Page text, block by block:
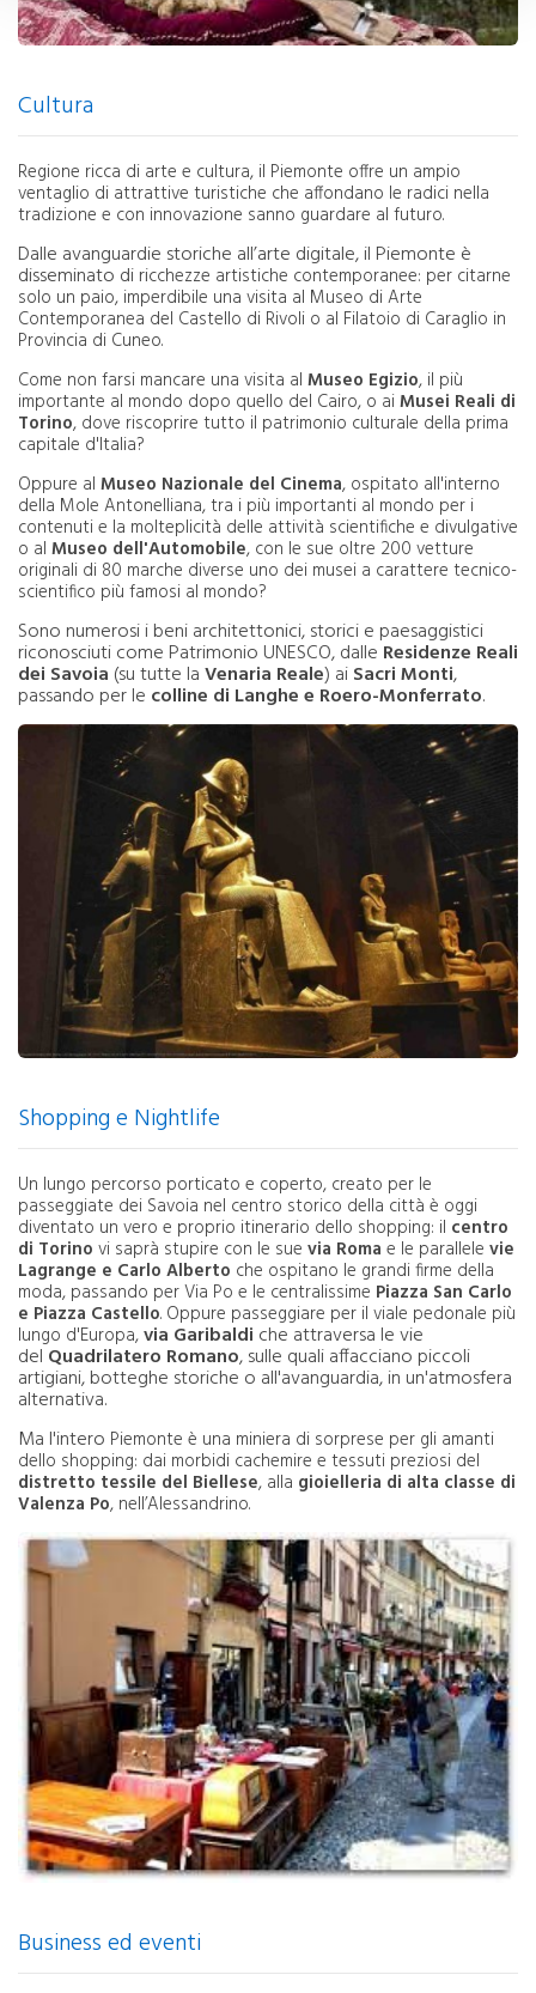
Cultura
Regione ricca di arte e cultura, il Piemonte offre un ampio
ventaglio di attrattive turistiche che affondano le radici nella
tradizione e con innovazione sanno guardare al futuro.
Dalle avanguardie storiche all’arte digitale, il Piemonte è
disseminato di ricchezze artistiche contemporanee: per citarne
solo un paio, imperdibile una visita al Museo di Arte
Contemporanea del Castello di Rivoli o al Filatoio di Caraglio in
Provincia di Cuneo.
Come non farsi mancare una visita al Museo Egizio, il più
importante al mondo dopo quello del Cairo, o aiMusei Reali di
Torino, dove riscoprire tutto il patrimonio culturale della prima
capitale d'Italia?
Oppure al Museo Nazionale del Cinema, ospitato all'interno
della Mole Antonelliana, tra i più importanti al mondo per i
contenuti e la molteplicità delle attività scientifiche e divulgative
o al Museo dell'Automobile, con le sue oltre 200 vetture
originali di 80 marche diverse uno dei musei a carattere tecnico-
scientifico più famosi al mondo?
Sono numerosi i beni architettonici, storici e paesaggistici
riconosciuti come Patrimonio UNESCO, dalle Residenze Reali
dei Savoia (su tutte laVenaria Reale) aiSacri Monti,
passando per le colline di Langhe e Roero-Monferrato.
Shopping e Nightlife
Un lungo percorso porticato e coperto, creato per le
passeggiate dei Savoia nel centro storico della città è oggi
diventato un vero e proprio itinerario dello shopping: il centro
di Torino vi saprà stupire con le sue via Roma e le parallele vie
Lagrange e Carlo Alberto che ospitano le grandi firme della
moda, passando per Via Po e le centralissime Piazza San Carlo
e Piazza Castello. Oppure passeggiare per il viale pedonale più
lungo d'Europa,via Garibaldi che attraversa le vie
del Quadrilatero Romano, sulle quali affacciano piccoli
artigiani, botteghe storiche o all'avanguardia, in un'atmosfera
alternativa.
Ma l'intero Piemonte è una miniera di sorprese per gli amanti
dello shopping: dai morbidi cachemire e tessuti preziosi del
distretto tessile del Biellese, alla gioielleria di alta classe di
Valenza Po, nell’Alessandrino.
Business ed eventi